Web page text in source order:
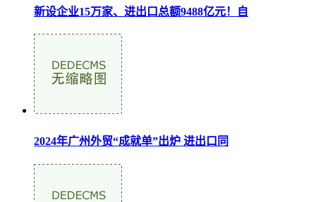
新设企业15万家、进出口总额9488亿元！自
2024年广州外贸“成就单”出炉 进出口同